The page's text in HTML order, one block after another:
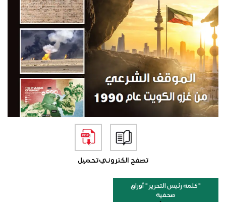
تصفح الكترونيتحميل
"كلمة رئيس التحرير " أوراق
صحفية